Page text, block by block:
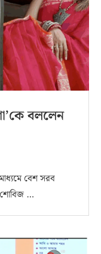
বললেন
বেশ সরব
শোবিজ …